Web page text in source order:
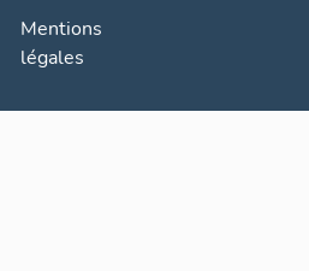
Mentions
légales